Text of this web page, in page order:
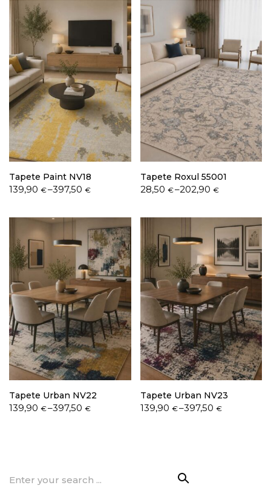
through
558,50 €
through
397,50 €
Tapete Paint NV18
139,90 €–397,50€
Price
through
397,50 €
Tapete Roxul 55001
28,50 €–202,90 €
Price
through
202,90 €
Tapete Urban NV22
139,90 €–397,50€
Price
Tapete Urban NV23
139,90 €–397,50 €
Price
Search